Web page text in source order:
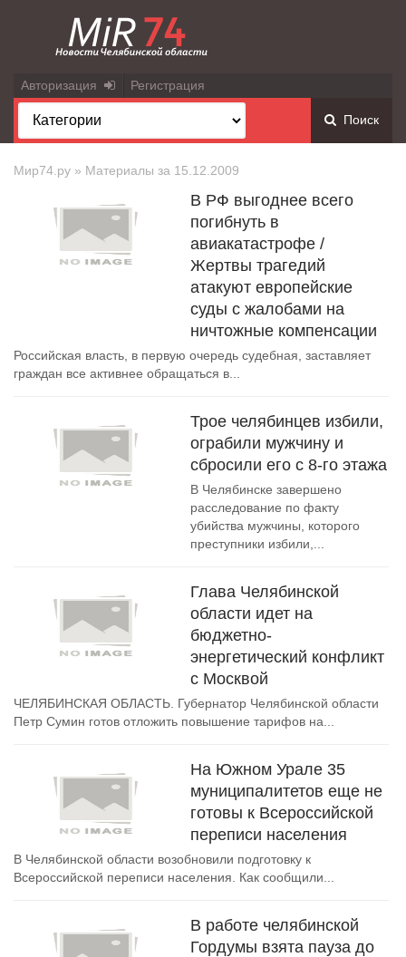
Авторизация Регистрация
Поиск
Мир74.ру » Материалы за 15.12.2009
В РФ выгоднее всего
погибнуть в
авиакатастрофе /
Жертвы трагедий
атакуют европейские
суды с жалобами на
ничтожные компенсации
Российская власть, в первую очередь судебная, заставляет
граждан все активнее обращаться в...
Трое челябинцев избили,
ограбили мужчину и
сбросили его с 8-го этажа
В Челябинске завершено
расследование по факту
убийства мужчины, которого
преступники избили,...
Глава Челябинской
области идет на
бюджетно-
энергетический конфликт
с Москвой
ЧЕЛЯБИНСКАЯ ОБЛАСТЬ. Губернатор Челябинской области
Петр Сумин готов отложить повышение тарифов на...
На Южном Урале 35
муниципалитетов еще не
готовы к Всероссийской
переписи населения
В Челябинской области возобновили подготовку к
Всероссийской переписи населения. Как сообщили...
В работе челябинской
Гордумы взята пауза до